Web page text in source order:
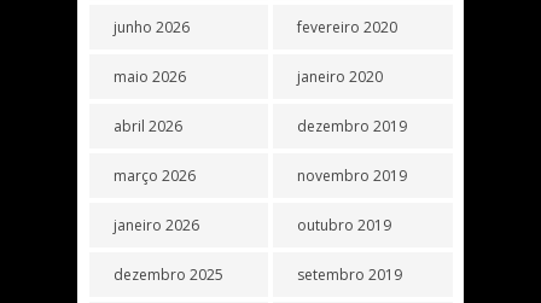
junho 2026
maio 2026
abril 2026
março 2026
janeiro 2026
dezembro 2025
fevereiro 2020
janeiro 2020
dezembro 2019
novembro 2019
outubro 2019
setembro 2019